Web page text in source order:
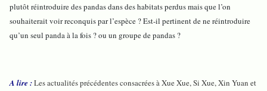
plutôt réintroduire des pandas dans des habitats perdus mais que l’on
souhaiterait voir reconquis par l’espèce ? Est-il pertinent de ne réintroduire
qu’un seul panda à la fois ? ou un groupe de pandas ?
A lire :Les actualités précédentes consacrées à Xue Xue, Si Xue, Xin Yuan et